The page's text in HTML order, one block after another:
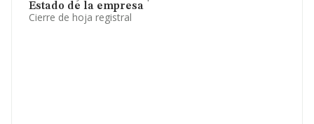
Estado de la empresa
Cierre de hoja registral